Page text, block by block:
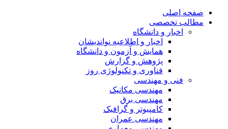
صفحه اصلی
مطالب تخصصی
اخبار و دانشگاه
اخبار و اطلاعیه نواندیشان
همایش و آزمون و دانشگاه
پژوهش و گزارش
فناوری و تکنولوژی روز
فنی و مهندسی
مهندسی مکانیک
مهندسی برق
کامپیوتر و گرافیک
مهندسی عمران